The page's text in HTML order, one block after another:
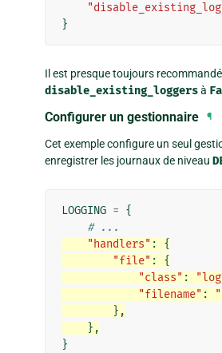
}
Il est presque toujours
disable_existing_loggersà
Configurer un gestionnaire ¶
Cet exemple configure un seul
enregistrer les journaux de niveau
LOGGING = {
# ...
"handlers" :
{
"file" :
{
"class" :
"filename" :
},
},
}